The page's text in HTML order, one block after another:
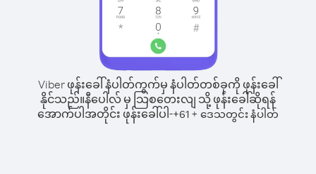
Viber ဖုန်းခေါ်နံပါတ်ကွက်မှ နံပါတ်တစ်ခုကို ဖုန်းခေါ်
နိုင်သည်။နီပေါလ် မှ သြစတေးလျ သို့ ဖုန်းခေါ်ဆိုရန်
အောက်ပါအတိုင်း ဖုန်းခေါ်ပါ-+61 + ဒေသတွင်း နံပါတ်